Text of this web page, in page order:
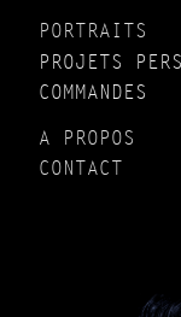
PORTRAITS
PROJETS
COMMANDES
A PROPOS
CONTACT